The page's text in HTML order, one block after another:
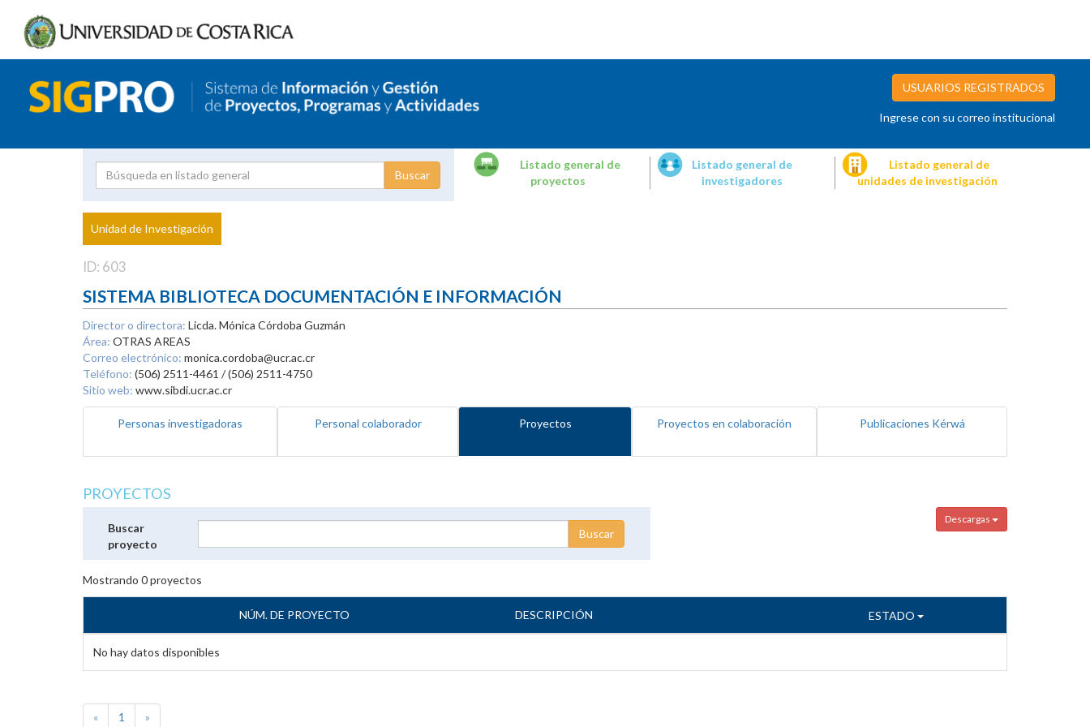
USUARIOS REGISTRADOS
Ingrese con su correo institucional
Proyecto
Investigador
Listado general de
proyectos
Listado general de
investigadores
Listado general de
unidades de investigación
Unidad de Investigación
ID: 603
SISTEMA BIBLIOTECA DOCUMENTACIÓN E INFORMACIÓN
Director o directora: Licda. Mónica Córdoba Guzmán
Área: OTRAS AREAS
Correo electrónico: monica.cordoba@ucr.ac.cr
Teléfono: (506) 2511-4461 / (506) 2511-4750
Sitio web: www.sibdi.ucr.ac.cr
Personas investigadoras Personal colaborador Proyectos Proyectos en colaboración Publicaciones Kérwá
PROYECTOS
Descargas
Buscar
proyecto
Mostrando 0proyectos
NÚM. DE PROYECTO DESCRIPCIÓN ESTADO
No hay datos disponibles
« 1 »